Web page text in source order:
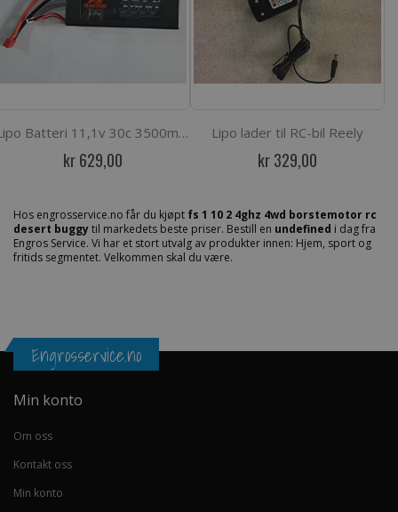
Lipo Batteri 11,1v 30c 3500mAH T-kontakt
kr 629,00
Lipo lader til RC-bil Reely
kr 329,00
Hos engrosservice.no får du kjøpt fs 1 10 2 4ghz 4wd borstemotor rc
desert buggytil markedets beste priser. Bestill en undefined i dag fra
Engros Service. Vi har et stort utvalg av produkter innen: Hjem, sport og
fritids segmentet. Velkommen skal du være.
Engrosservice.no
Min konto
Om oss
Kontakt oss
Min konto